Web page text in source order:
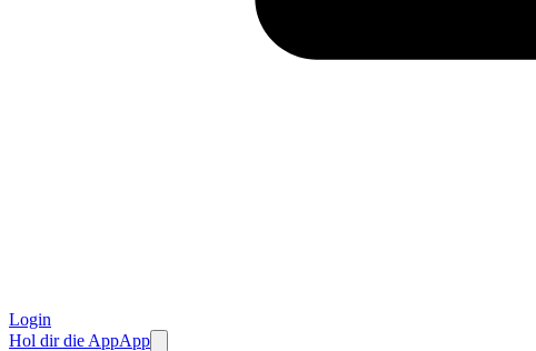
Login
Hol dir die AppApp